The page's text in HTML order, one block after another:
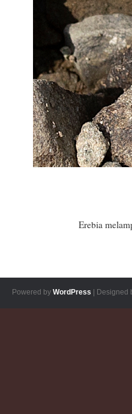
Erebia
Powered by WordPress | Designed